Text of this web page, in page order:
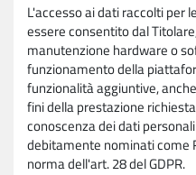
L'accesso ai dati raccolti per
essere consentito dal
manutenzione hardware o
funzionamento della
funzionalità aggiuntive,
fini della prestazione
conoscenza dei dati
debitamente nominati come
norma dell'art. 28 del GDPR.